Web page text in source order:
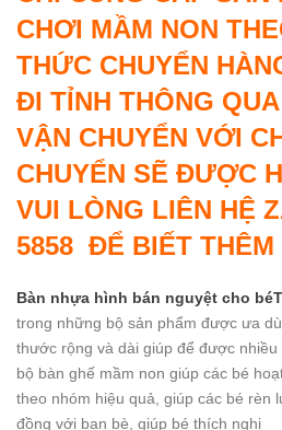
CHƠI MẦM NON
THỨC CHUYỂN
ĐI TỈNH THÔNG
VẬN CHUYỂN VỚI
CHUYỂN SẼ ĐƯỢC
VUI LÒNG LIÊN HỆ
5858 ĐỂ BIẾT THÊM
Bàn nhựa hình bán nguyệt cho
trong những bộ sản phẩm được ưa
thước rộng và dài giúp để được
bộ bàn ghế mầm non giúp các bé
theo nhóm hiệu quả, giúp các bé rèn
đồng với bạn bè, giúp bé thích nghi